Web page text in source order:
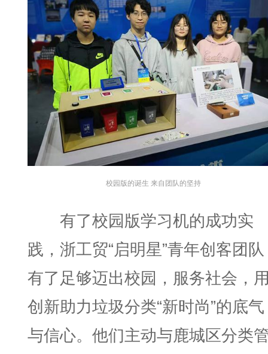
校园版的诞生 来自团队的坚持
有了校园版学习机的成功实
践，浙工贸“启明星”青年创客团队
有了足够迈出校园，服务社会，
创新助力垃圾分类“新时尚”的底气
与信心。他们主动与鹿城区分类